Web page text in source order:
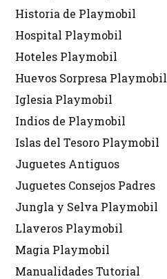
Historia de Playmobil
Hospital Playmobil
Hoteles Playmobil
Huevos Sorpresa Playmobil
Iglesia Playmobil
Indios de Playmobil
Islas del Tesoro Playmobil
Juguetes Antiguos
Juguetes Consejos Padres
Jungla y Selva Playmobil
Llaveros Playmobil
Magia Playmobil
Manualidades Tutorial